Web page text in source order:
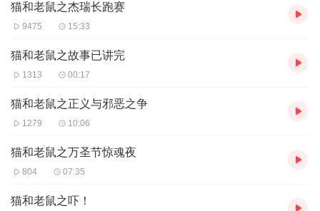
猫和老鼠之杰瑞长跑赛
9475 15:33
猫和老鼠之故事已讲完
1313 00:17
猫和老鼠之正义与邪恶之争
1279 10:06
猫和老鼠之万圣节惊魂夜
804 07:35
猫和老鼠之吓！